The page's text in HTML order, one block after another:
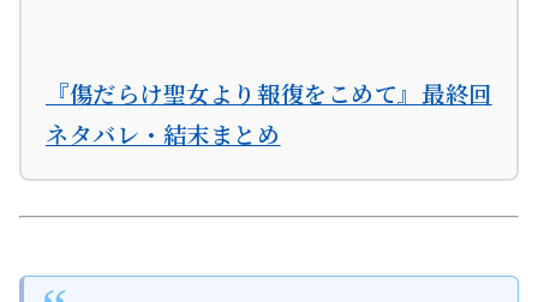
『傷だらけ聖女より報復をこめて』最終回
ネタバレ・結末まとめ